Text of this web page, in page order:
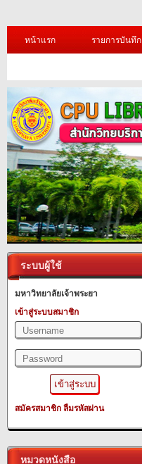
หน้าแรก รายการบันทึก
ระบบผู้ใช้
มหาวิทยาลัยเจ้าพระยา
เข้าสู่ระบบสมาชิก
สมัครสมาชิก ลืมรหัสผ่าน
หมวดหนังสือ